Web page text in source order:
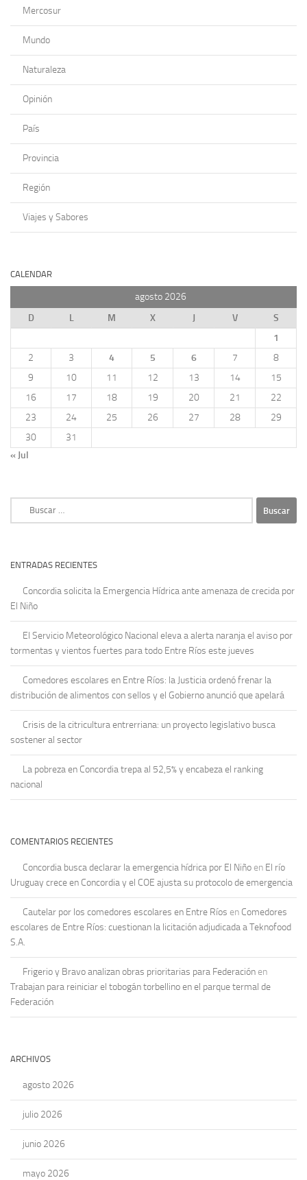
Mercosur
Mundo
Naturaleza
Opinión
País
Provincia
Región
Viajes y Sabores
CALENDAR
agosto 2026
D
L M X J V
S
1
2
3 4 5 6 7
8
9
10 11 12 13 14
15
16
17 18 19 20 21
22
23
24 25 26 27 28
29
30
31
« Jul
ENTRADAS RECIENTES
Concordia solicita la Emergencia Hídrica ante amenaza de crecida por
El Niño
El Servicio Meteorológico Nacional eleva a alerta naranja el aviso por
tormentas y vientos fuertes para todo Entre Ríos este jueves
Comedores escolares en Entre Ríos: la Justicia ordenó frenar la
distribución de alimentos con sellos y el Gobierno anunció que apelará
Crisis de la citricultura entrerriana: un proyecto legislativo busca
sostener al sector
La pobreza en Concordia trepa al 52,5% y encabeza el ranking
nacional
COMENTARIOS RECIENTES
Concordia busca declarar la emergencia hídrica por El Niño en El río
Uruguay crece en Concordia y el COE ajusta su protocolo de emergencia
Cautelar por los comedores escolares en Entre Ríos en Comedores
escolares de Entre Ríos: cuestionan la licitación adjudicada a Teknofood
S.A.
Frigerio y Bravo analizan obras prioritarias para Federación en
Trabajan para reiniciar el tobogán torbellino en el parque termal de
Federación
ARCHIVOS
agosto 2026
julio 2026
junio 2026
mayo 2026